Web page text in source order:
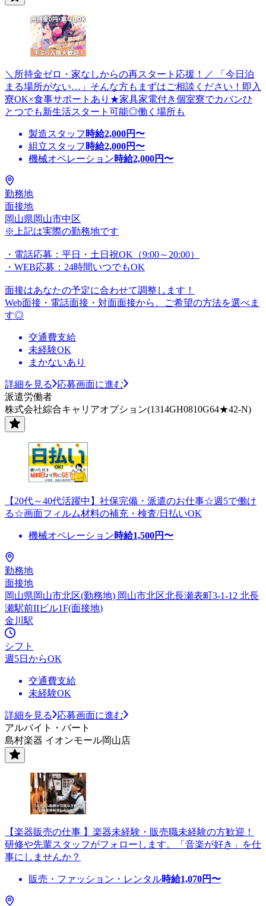
＼所持金ゼロ・家なしからの再スタート応援！／ 「今日泊
まる場所がない…」そんな方もまずはご相談ください！即入
寮OK×食事サポートあり★家具家電付き個室寮でカバンひ
とつでも新生活スタート可能◎働く場所も
製造スタッフ 時給2,000円〜
組立スタッフ 時給2,000円〜
機械オペレーション時給2,000円〜
勤務地
面接地
岡山県岡山市中区
※上記は実際の勤務地です
・電話応募：平日・土日祝OK（9:00～20:00）
・WEB応募：24時間いつでもOK
面接はあなたの予定に合わせて調整します！
Web面接・電話面接・対面面接から、ご希望の方法を選べま
す◎
交通費支給
未経験OK
まかないあり
詳細を見る
応募画面に進む
派遣労働者
株式会社綜合キャリアオプション(1314GH0810G64★42-N)
【20代～40代活躍中】社保完備・派遣のお仕事☆週5で働け
る☆画面フィルム材料の補充・検査/日払いOK
機械オペレーション時給1,500円〜
勤務地
面接地
岡山県岡山市北区(勤務地) 岡山市北区北長瀬表町3-1-12 北長
瀬駅前IIビル1F(面接地)
金川駅
シフト
週5日からOK
交通費支給
未経験OK
詳細を見る
応募画面に進む
アルバイト・パート
島村楽器 イオンモール岡山店
【楽器販売の仕事 】楽器未経験・販売職未経験の方歓迎！
研修や先輩スタッフがフォローします。「音楽が好き」を仕
事にしませんか？
販売・ファッション・レンタル時給1,070円〜